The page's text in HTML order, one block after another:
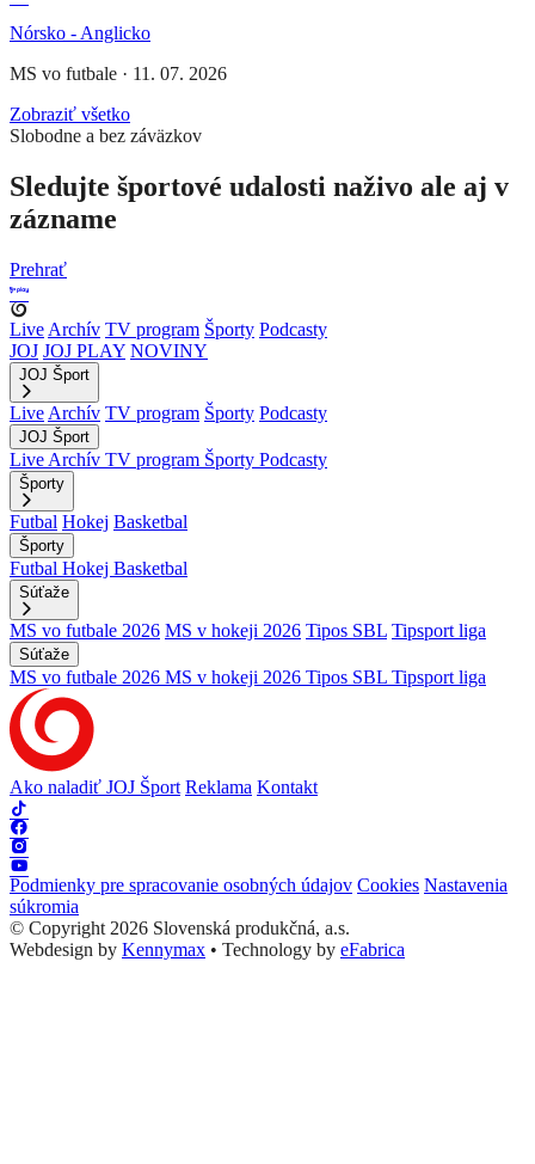
Nórsko - Anglicko
MS vo futbale · 11. 07. 2026
Zobraziť všetko
Slobodne a bez záväzkov
Sledujte športové udalosti naživo ale aj v
zázname
Prehrať
Live Archív TV program Športy Podcasty
JOJ JOJ PLAY NOVINY
JOJ Šport
Live Archív TV program Športy Podcasty
JOJ Šport
Live Archív TV program Športy Podcasty
Športy
Futbal Hokej Basketbal
Športy
Futbal Hokej Basketbal
Súťaže
MS vo futbale 2026 MS v hokeji 2026 Tipos SBL Tipsport liga
Súťaže
MS vo futbale 2026 MS v hokeji 2026 Tipos SBL Tipsport liga
Ako naladiť JOJ Šport Reklama Kontakt
Podmienky pre spracovanie osobných údajov Cookies Nastavenia
súkromia
© Copyright 2026 Slovenská produkčná, a.s.
Webdesign by Kennymax • Technology by eFabrica